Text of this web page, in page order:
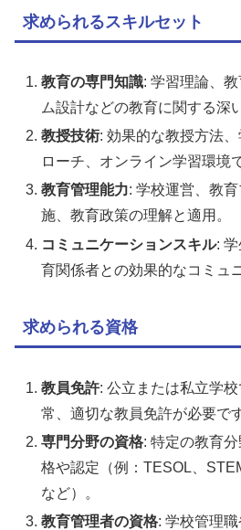
求められるスキルセット
教育の専門知識: 学習理論、
ム設計などの教育に関する深
教授技術: 効果的な教授方法
ローチ、オンライン学習環境
教育管理能力: 学校運営、教
施、教育政策の理解と適用。
コミュニケーションスキル:
育関係者との効果的なコミュ
求められる資格
教員免許: 公立または私立学
常、適切な教員免許が必要で
専門分野の資格: 特定の教育
格や認定（例：TESOL、
など）。
教育管理者の資格: 学校管理